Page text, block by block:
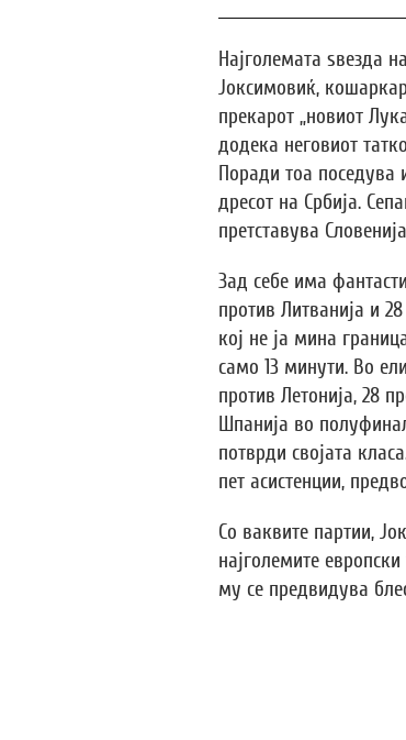
Најголемата ѕвезда
Јоксимовиќ,
прекарот „новиот
додека неговиот
Поради тоа поседува
дресот на Србија.
претставува
Зад себе има
против Литванија и
кој не ја мина
само 13 минути. Во
против Летонија, 28
Шпанија во
потврди својата
пет асистенции,
Со ваквите партии,
најголемите
му се предвидува